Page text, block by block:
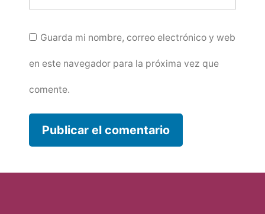
Guarda mi nombre, correo electrónico y web
en este navegador para la próxima vez que
comente.